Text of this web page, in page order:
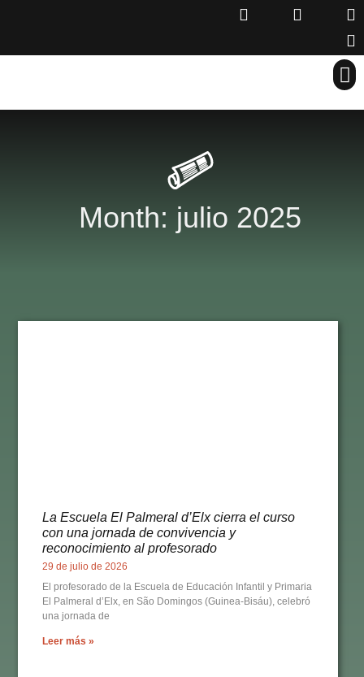
Month: julio 2025
La Escuela El Palmeral d’Elx cierra el curso
con una jornada de convivencia y
reconocimiento al profesorado
29 de julio de 2026
El profesorado de la Escuela de Educación Infantil y Primaria
El Palmeral d’Elx, en São Domingos (Guinea-Bisáu), celebró
una jornada de
Leer más »